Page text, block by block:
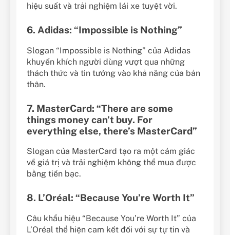
hiệu suất và trải nghiệm lái xe tuyệt vời.
6. Adidas: “Impossible is Nothing”
Slogan “Impossible is Nothing” của Adidas
khuyến khích người dùng vượt qua những
thách thức và tin tưởng vào khả năng của bản
thân.
7. MasterCard: “There are some
things money can’t buy. For
everything else, there’s MasterCard”
Slogan của MasterCard tạo ra một cảm giác
về giá trị và trải nghiệm không thể mua được
bằng tiền bạc.
8. L’Oréal: “Because You’re Worth It”
Câu khẩu hiệu “Because You’re Worth It” của
L’Oréal thể hiện cam kết đối với sự tự tin và